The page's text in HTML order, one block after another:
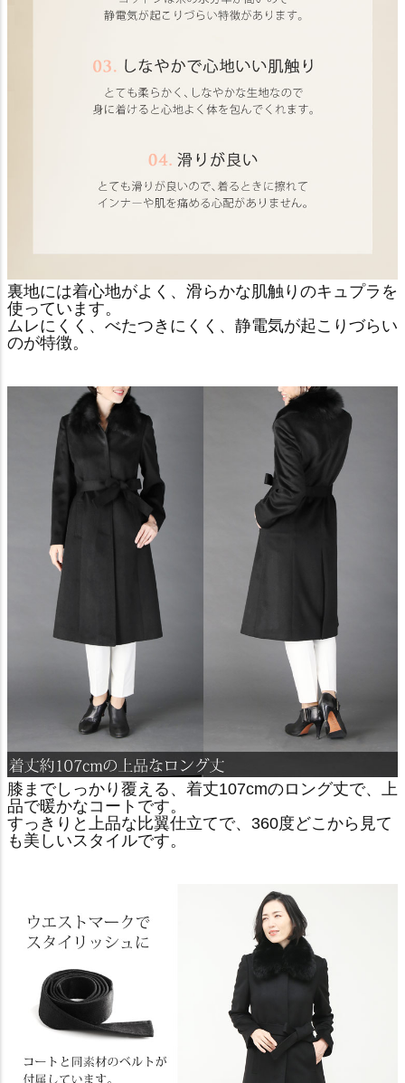
裏地には着心地がよく、滑らかな肌触りのキュプラを
使っています。
ムレにくく、べたつきにくく、静電気が起こりづらい
のが特徴。
膝までしっかり覆える、着丈107cmのロング丈で、上
品で暖かなコートです。
すっきりと上品な比翼仕立てで、360度どこから見て
も美しいスタイルです。